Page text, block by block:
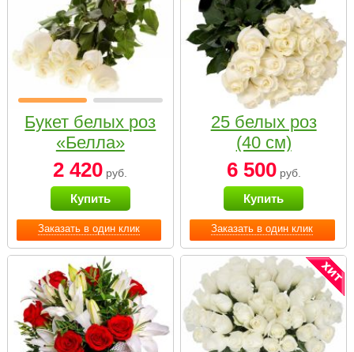
Заказать в один клик
Букет белых роз
«Белла»
2 420 руб.
Купить
Заказать в один клик
25 белых роз
(40 см)
6 500руб.
Купить